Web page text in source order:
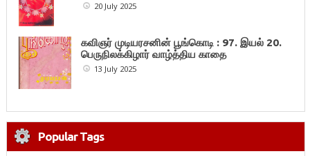
20 July 2025
கவிஞர் முடியரசனின் பூங்கொடி : 97. இயல் 20.
பெருநிலக்கிழார் வாழ்த்திய காதை
13 July 2025
Popular Tags